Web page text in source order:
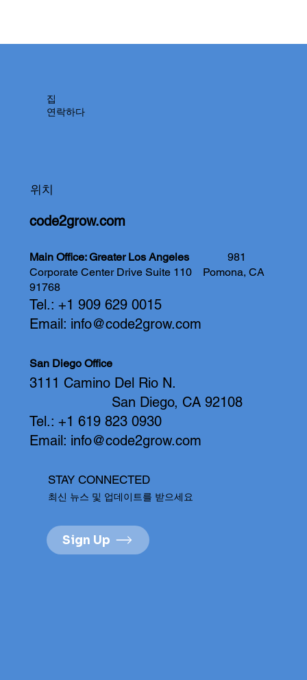
집
연락하다
위치
code2grow.com
Main Office: Greater Los Angeles 981
Corporate Center Drive Suite 110 Pomona, CA
91768
Tel.: +1 909 629 0015
Email: info@code2grow.com
San Diego Office
3111 Camino Del Rio N.
San Diego, CA 92108
Tel.: +1 619 823 0930
Email: info@code2grow.com
STAY CONNECTED
최신 뉴스 및 업데이트를 받으세요
Sign Up